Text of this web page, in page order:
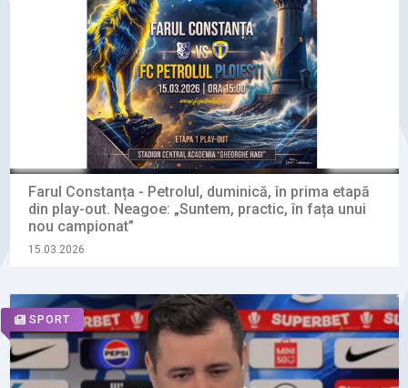
Farul Constanța - Petrolul, duminică, în prima etapă
din play-out. Neagoe: „Suntem, practic, în fața unui
nou campionat”
15.03.2026
SPORT